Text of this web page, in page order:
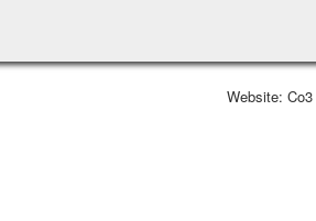
Website: Co3